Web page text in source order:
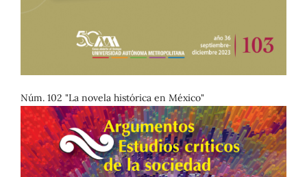
Núm. 102 "La novela histórica en México"